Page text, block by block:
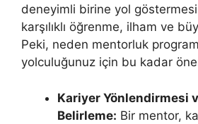
deneyimli birine yol
karşılıklı öğrenme, ilham ve
Peki, neden mentorluk
yolculuğunuz için bu kadar
Kariyer Yönlendirmesi
Belirleme: Bir mentor,